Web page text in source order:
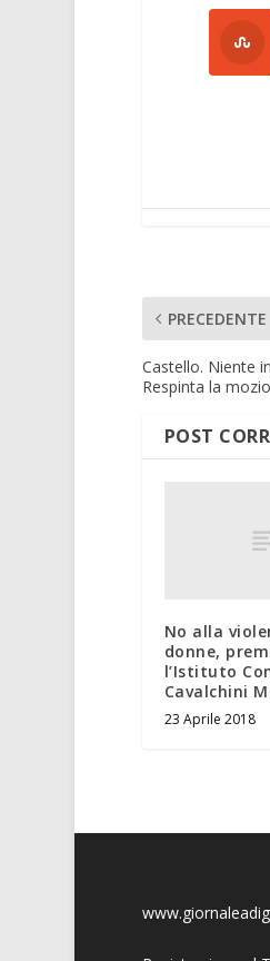
PRECEDENTE
Castello. Niente
Respinta la
POST
No alla
donne,
l’Istituto
Cavalchini
23 Aprile 2018